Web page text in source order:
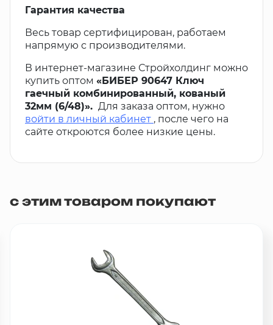
Гарантия качества
Весь товар сертифицирован, работаем
напрямую с производителями.
В интернет-магазине Стройхолдинг можно
купить оптом «БИБЕР 90647 Ключ
гаечный комбинированный, кованый
32мм (6/48)». Для заказа оптом, нужно
войти в личный кабинет , после чего на
сайте откроются более низкие цены.
с этим товаром покупают